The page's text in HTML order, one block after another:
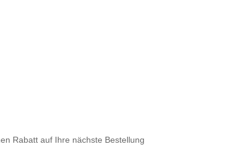
Rabatt auf Ihre nächste Bestellung